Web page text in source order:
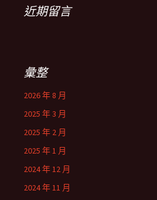
近期留言
彙整
2026 年 8 月
2025 年 3 月
2025 年 2 月
2025 年 1 月
2024 年 12 月
2024 年 11 月